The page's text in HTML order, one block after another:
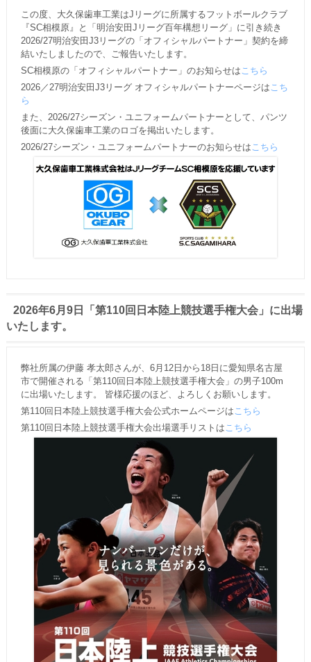
この度、大久保歯車工業はJリーグに所属するフットボールクラブ
『SC相模原』と「明治安田Jリーグ百年構想リーグ」に引き続き
2026/27明治安田J3リーグの「オフィシャルパートナー」契約を締
結いたしましたので、ご報告いたします。
SC相模原の「オフィシャルパートナー」のお知らせはこちら
2026／27明治安田J3リーグ オフィシャルパートナーページはこち
ら
また、2026/27シーズン・ユニフォームパートナーとして、パンツ
後面に大久保歯車工業のロゴを掲出いたします。
2026/27シーズン・ユニフォームパートナーのお知らせはこちら
2026年6月9日「第110回日本陸上競技選手権大会」に出場
いたします。
弊社所属の伊藤 孝太郎さんが、6月12日から18日に愛知県名古屋
市で開催される「第110回日本陸上競技選手権大会」の男子100m
に出場いたします。 皆様応援のほど、よろしくお願いします。
第110回日本陸上競技選手権大会公式ホームページは こちら
第110回日本陸上競技選手権大会出場選手リストは こちら